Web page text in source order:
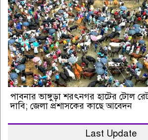
পাবনার ভাঙ্গুড়া শরৎনগর হাটের টোল
দাবি; জেলা প্রশাসকের কাছে আবেদন
Last Update